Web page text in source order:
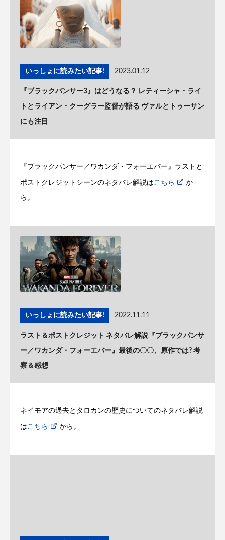
いっしょに読みたい記事! 2023.01.12
『ブラックパンサー3』はどうなる？ レティーシャ・ライ
トとライアン・クーグラー監督が語る ヴァルとトゥーサン
にも注目
『ブラックパンサー／ワカンダ・フォーエバー』ラストと
ポストクレジットシーンのネタバレ解説はこちら か
ら。
いっしょに読みたい記事! 2022.11.11
ラスト＆ポストクレジット ネタバレ解説『ブラックパンサ
ー／ワカンダ・フォーエバー』最後の〇〇、原作では? 考
察＆感想
ネイモアの過去とタロカンの歴史についてのネタバレ解説
は こちら から。